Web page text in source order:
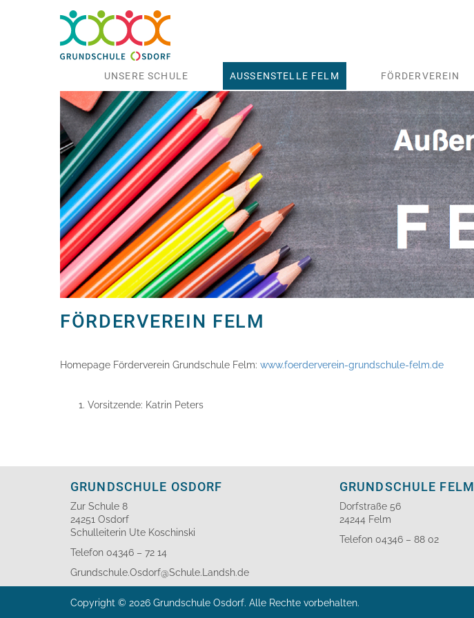
UNSERE SCHULE AUSSENSTELLE FELM FÖRDERVEREIN
FÖRDERVEREIN FELM
Homepage Förderverein Grundschule Felm: www.foerderverein-grundschule-felm.de
Vorsitzende: Katrin Peters
GRUNDSCHULE OSDORF
Zur Schule 8
24251 Osdorf
Schulleiterin Ute Koschinski
Telefon 04346 – 72 14
Grundschule.Osdorf@Schule.Landsh.de
GRUNDSCHULE FELM
Dorfstraße 56
24244 Felm
Telefon 04346 – 88 02
Copyright © 2026 Grundschule Osdorf. Alle Rechte vorbehalten.